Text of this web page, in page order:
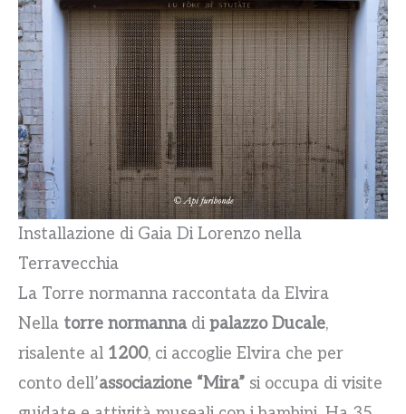
Installazione di Gaia Di Lorenzo nella
Terravecchia
La Torre normanna raccontata da Elvira
Nella torre normannadi palazzo Ducale,
risalente al 1200, ci accoglie Elvira che per
conto dell’associazione “Mira” si occupa di visite